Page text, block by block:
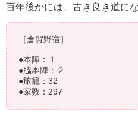
百年後かには、古き良き道に
［倉賀野宿］
●本陣：１
●脇本陣：２
●旅籠：32
●家数：297